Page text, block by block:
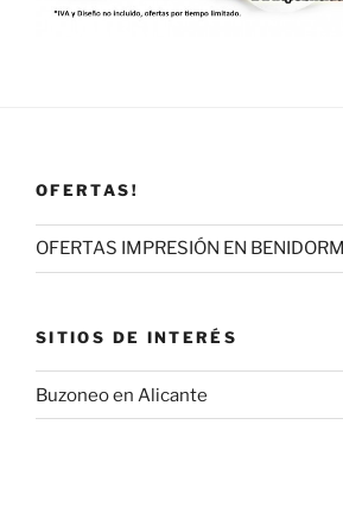
OFERTAS!
OFERTAS IMPRESIÓN EN BENIDORM
SITIOS DE INTERÉS
Buzoneo en Alicante